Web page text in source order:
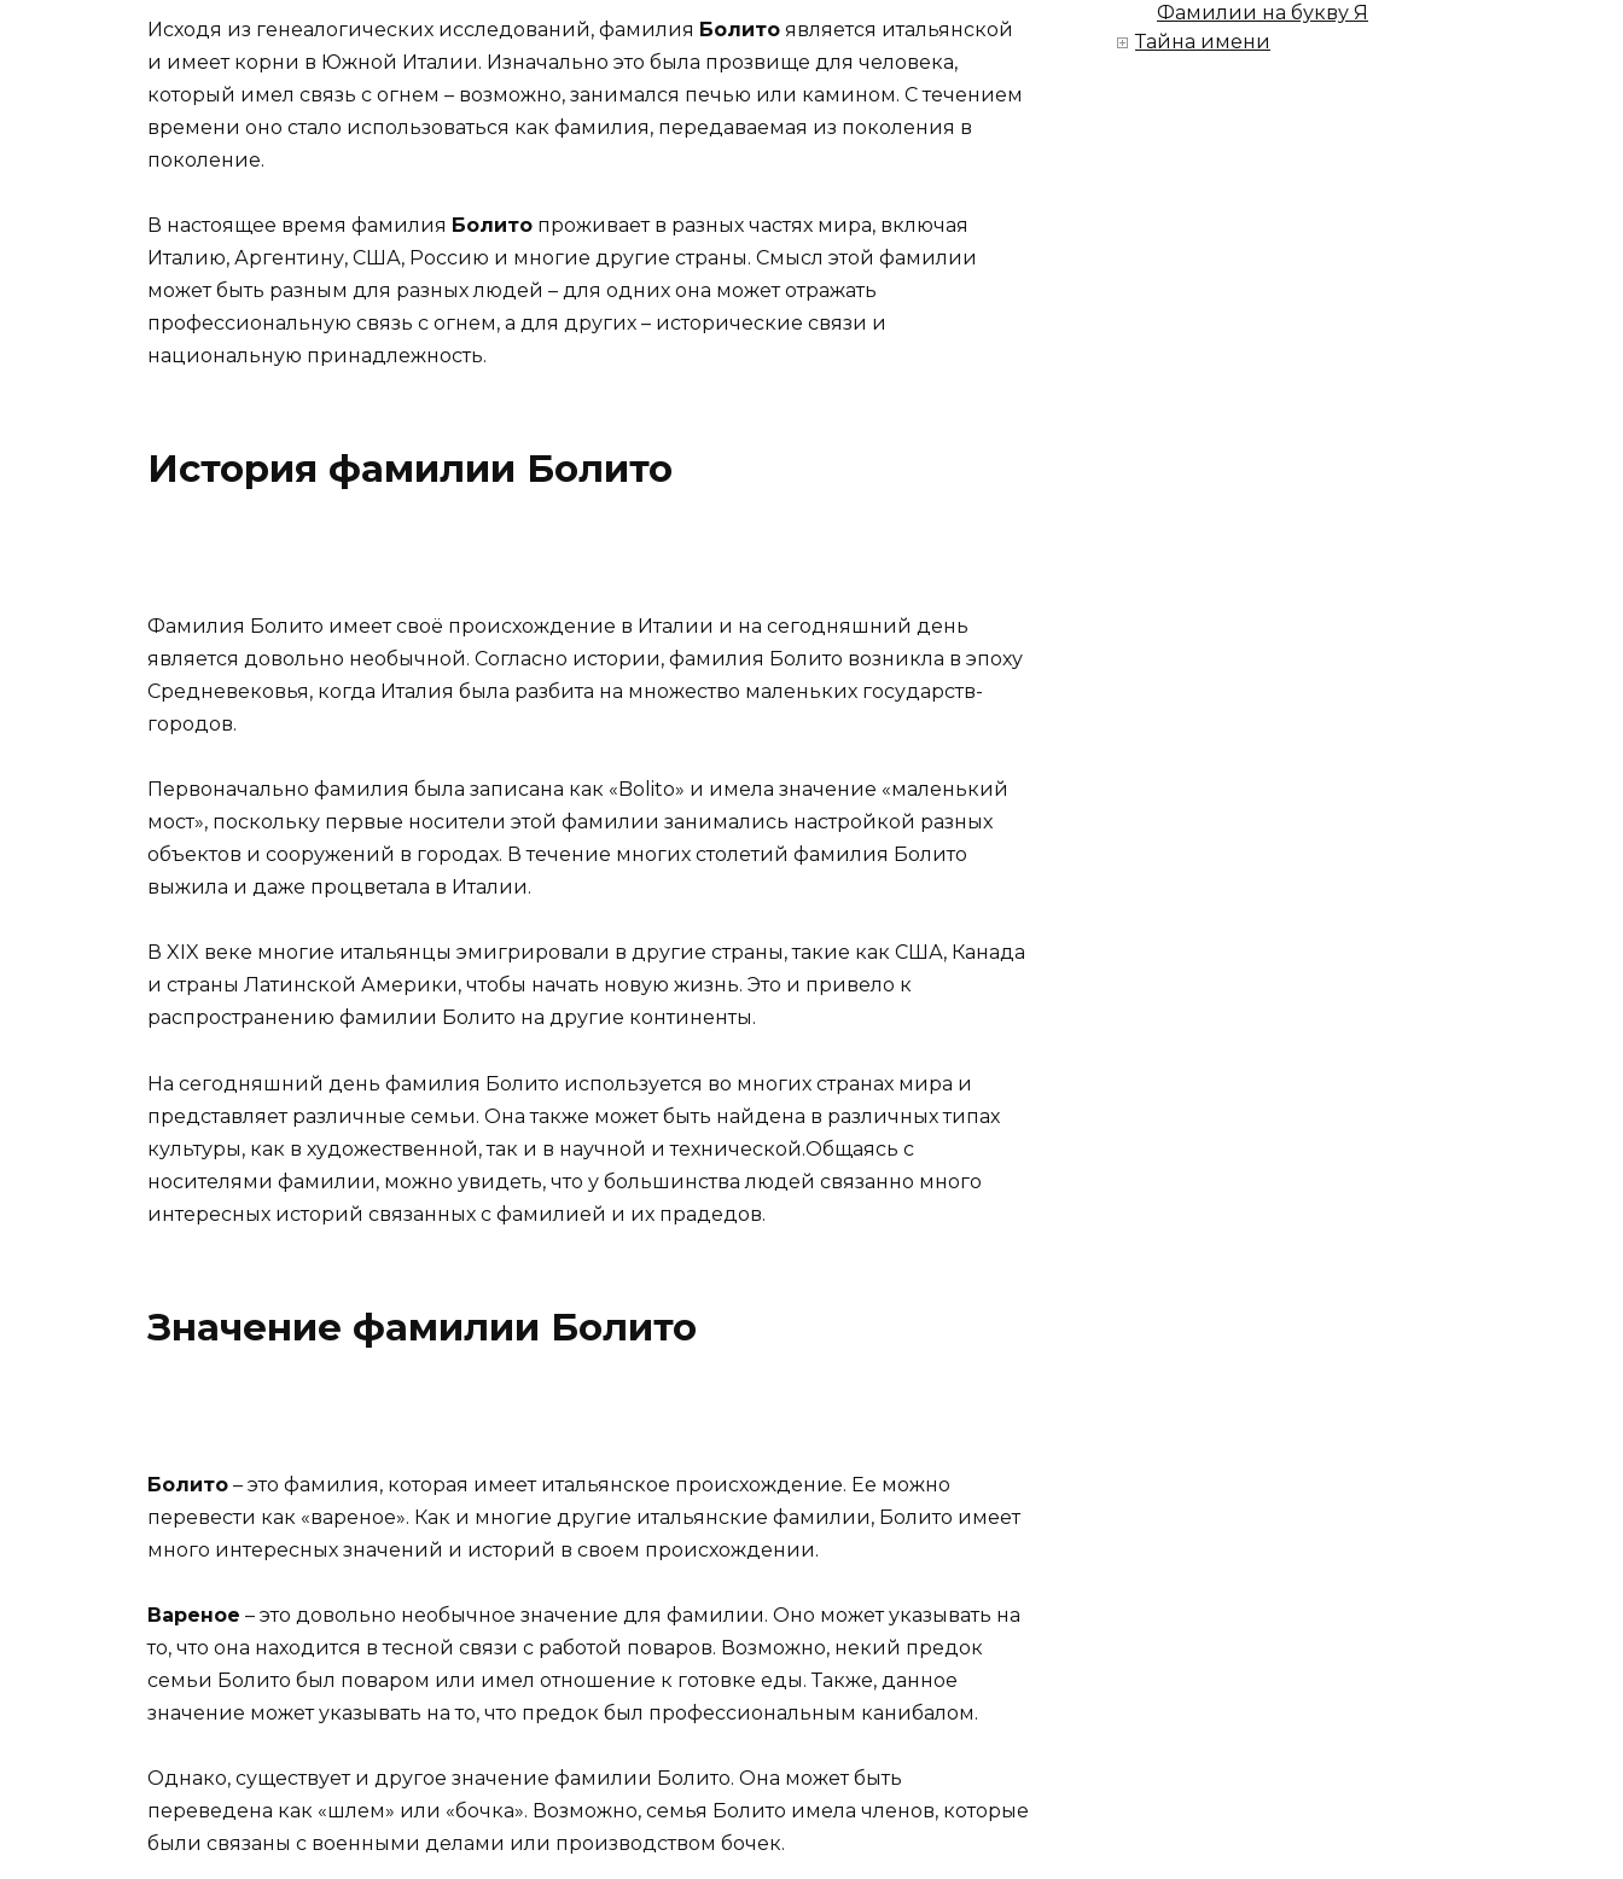
Исходя из генеалогических исследований, фамилия Болито является итальянской
и имеет корни в Южной Италии. Изначально это была прозвище для человека,
который имел связь с огнем – возможно, занимался печью или камином. С течением
времени оно стало использоваться как фамилия, передаваемая из поколения в
поколение.
В настоящее время фамилия Болито проживает в разных частях мира, включая
Италию, Аргентину, США, Россию и многие другие страны. Смысл этой фамилии
может быть разным для разных людей – для одних она может отражать
профессиональную связь с огнем, а для других – исторические связи и
национальную принадлежность.
История фамилии Болито
Фамилия Болито имеет своё происхождение в Италии и на сегодняшний день
является довольно необычной. Согласно истории, фамилия Болито возникла в эпоху
Средневековья, когда Италия была разбита на множество маленьких государств-
городов.
Первоначально фамилия была записана как «Bolito» и имела значение «маленький
мост», поскольку первые носители этой фамилии занимались настройкой разных
объектов и сооружений в городах. В течение многих столетий фамилия Болито
выжила и даже процветала в Италии.
В XIX веке многие итальянцы эмигрировали в другие страны, такие как США, Канада
и страны Латинской Америки, чтобы начать новую жизнь. Это и привело к
распространению фамилии Болито на другие континенты.
На сегодняшний день фамилия Болито используется во многих странах мира и
представляет различные семьи. Она также может быть найдена в различных типах
культуры, как в художественной, так и в научной и технической.Общаясь с
носителями фамилии, можно увидеть, что у большинства людей связанно много
интересных историй связанных с фамилией и их прадедов.
Значение фамилии Болито
Болито – это фамилия, которая имеет итальянское происхождение. Ее можно
перевести как «вареное». Как и многие другие итальянские фамилии, Болито имеет
много интересных значений и историй в своем происхождении.
Вареное – это довольно необычное значение для фамилии. Оно может указывать на
то, что она находится в тесной связи с работой поваров. Возможно, некий предок
семьи Болито был поваром или имел отношение к готовке еды. Также, данное
значение может указывать на то, что предок был профессиональным канибалом.
Однако, существует и другое значение фамилии Болито. Она может быть
переведена как «шлем» или «бочка». Возможно, семья Болито имела членов, которые
были связаны с военными делами или производством бочек.
Фамилии на букву Я
Тайна имени